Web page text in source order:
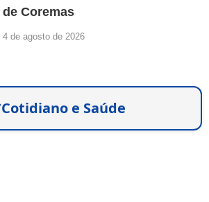
de Coremas
4 de agosto de 2026
Cotidiano e Saúde